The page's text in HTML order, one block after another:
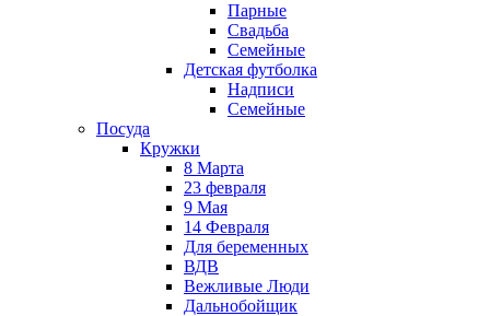
Парные
Свадьба
Семейные
Детская футболка
Надписи
Семейные
Посуда
Кружки
8 Марта
23 февраля
9 Мая
14 Февраля
Для беременных
ВДВ
Вежливые Люди
Дальнобойщик